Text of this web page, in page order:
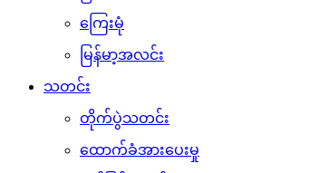
ကြေးမုံ
မြန်မာ့အလင်း
သတင်း
တိုက်ပွဲသတင်း
ထောက်ခံအားပေးမှု